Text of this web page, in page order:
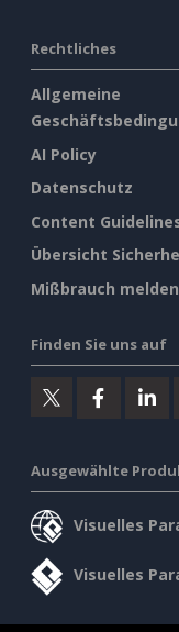
Rechtliches
Allgemeine
AI Policy
Datenschutz
Content
Übersicht
Mißbrauch melden
Finden Sie uns auf
Ausgewählte
Visuelles
Visuelles